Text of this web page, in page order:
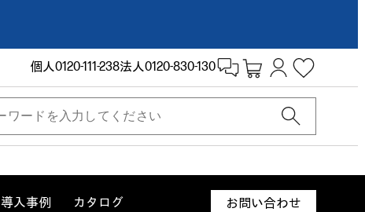
個人0120-111-238法人0120-830-130
導入事例 カタログ お問い合わせ